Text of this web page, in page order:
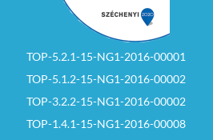
TOP-5.2.1-15-NG1-2016-00001
TOP-5.1.2-15-NG1-2016-00002
TOP-3.2.2-15-NG1-2016-00002
TOP-1.4.1-15-NG1-2016-00008